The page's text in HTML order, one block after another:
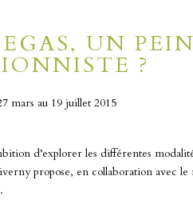
UN
?
mars au 19 juillet 2015
d’explorer les différentes
propose, en collaboration avec le